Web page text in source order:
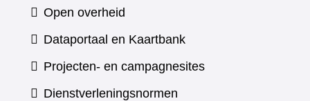
andere
website)
Open overheid
Dataportaal en Kaartbank(verwijst
naar
Projecten- en campagnesites
Dienstverleningsnormen